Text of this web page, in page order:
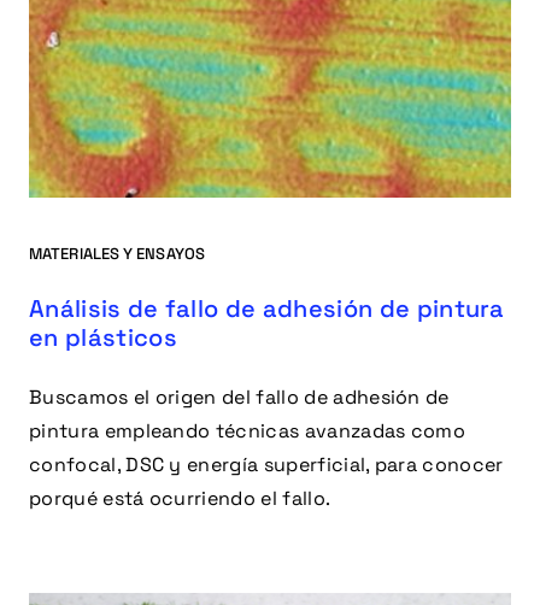
MATERIALES Y ENSAYOS
Análisis de fallo de adhesión de pintura
en plásticos
Buscamos el origen del fallo de adhesión de
pintura empleando técnicas avanzadas como
confocal, DSC y energía superficial, para conocer
porqué está ocurriendo el fallo.